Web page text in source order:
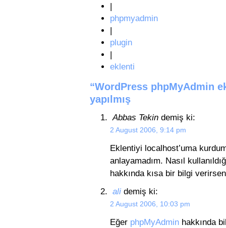
phpmyadmin
plugin
eklenti
“WordPress phpMyAdmin
yapılmış
Abbas Tekindemiş ki:
2 August 2006, 9:14 pm
Eklentiyi localhost’uma
anlayamadım. Nasıl
hakkında kısa bir bilgi
alidemiş ki:
2 August 2006, 10:03 pm
Eğer phpMyAdminhakkında